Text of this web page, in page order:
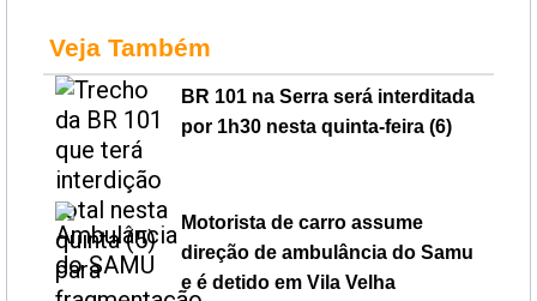
Veja Também
BR 101 na Serra será interditada
por 1h30 nesta quinta-feira (6)
Motorista de carro assume
direção de ambulância do Samu
e é detido em Vila Velha